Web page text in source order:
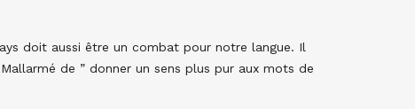
doit aussi être un combat pour notre langue. Il
de ” donner un sens plus pur aux mots de